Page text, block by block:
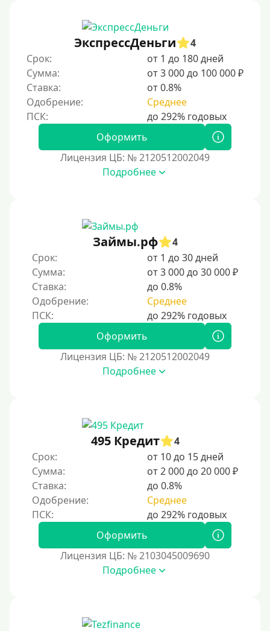
Без процентов на 30 дней
Под 0 %
Условия
С опцией досрочного погашения
Без страховок и комиссий
Со страховкой
Без предоплат
Без электронной почты
С автоматическим одобрением
Без номера телефона
На телефон
Бесплатно, без скрытых платежей и обязательных
Без звонков и проверок
Онлайн круглосуточно
На карту круглосуточно
Деньги в долг
В долг на карту
Срок
ЭкспрессДеньги
4
Срок:
от 1 до 180 дней
Сумма:
от 3 000 до 100 000 ₽
Ставка:
от 0.8%
Одобрение:
Среднее
Оформить
Лицензия ЦБ: № 2120512002049
Подробнее
Займы.рф
4
Срок:
от 1 до 30 дней
Сумма:
от 3 000 до 30 000 ₽
Ставка:
до 0.8%
Одобрение:
Среднее
Оформить
Лицензия ЦБ: № 2120512002049
Подробнее
495 Кредит
4
Срок:
от 10 до 15 дней
Сумма:
от 2 000 до 20 000 ₽
Ставка:
до 0.8%
Одобрение:
Среднее
Оформить
Лицензия ЦБ: № 2103045009690
Подробнее